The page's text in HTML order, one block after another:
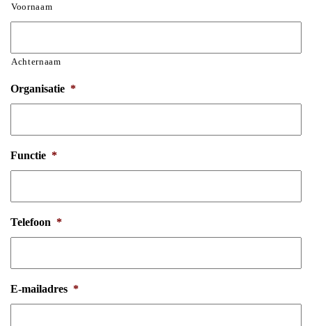
Voornaam
Achternaam
Organisatie *
Functie *
Telefoon *
E-mailadres *